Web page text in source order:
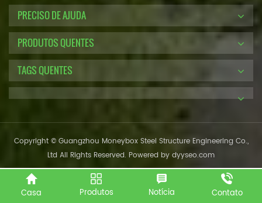
PRECISO DE AJUDA
PRODUTOS QUENTES
TAGS QUENTES
Copyright © Guangzhou Moneybox Steel Structure Engineering Co.,
Ltd All Rights Reserved. Powered by dyyseo.com
Casa Produtos Notícia Contato